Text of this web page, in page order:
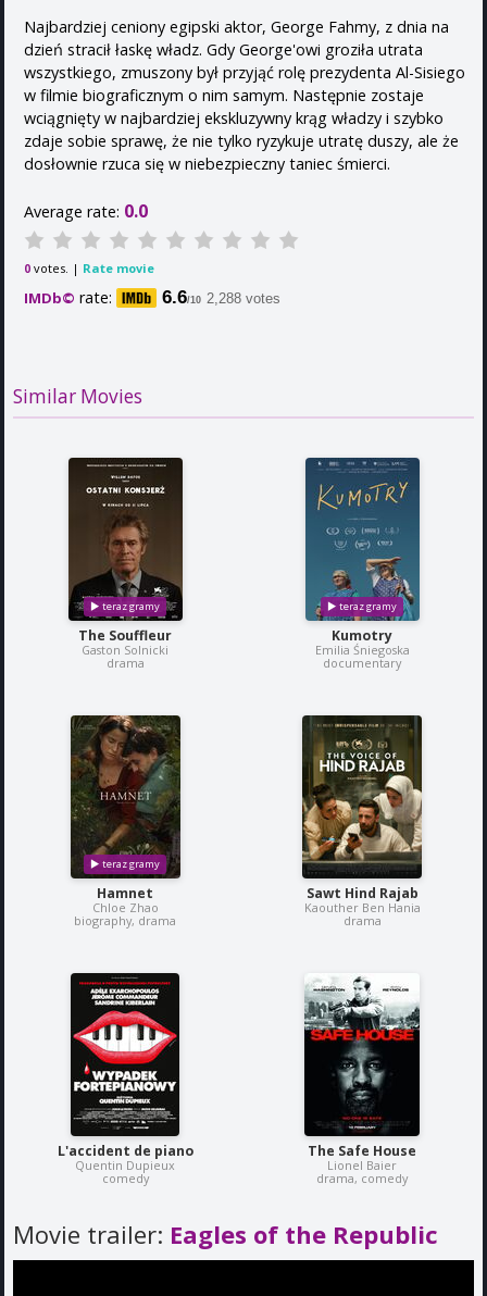
Najbardziej ceniony egipski aktor, George Fahmy, z dnia na
dzień stracił łaskę władz. Gdy George'owi groziła utrata
wszystkiego, zmuszony był przyjąć rolę prezydenta Al-Sisiego
w filmie biograficznym o nim samym. Następnie zostaje
wciągnięty w najbardziej ekskluzywny krąg władzy i szybko
zdaje sobie sprawę, że nie tylko ryzykuje utratę duszy, ale że
dosłownie rzuca się w niebezpieczny taniec śmierci.
Average rate: 0.0
0 votes. | Rate movie
IMDb© rate: 6.6/10 2,288 votes
Similar Movies
The Souffleur
Gaston Solnicki
drama
Kumotry
Emilia Śniegoska
documentary
Hamnet
Chloe Zhao
biography, drama
Sawt Hind Rajab
Kaouther Ben Hania
drama
L'accident de piano
Quentin Dupieux
comedy
The Safe House
Lionel Baier
drama, comedy
Movie trailer: Eagles of the Republic